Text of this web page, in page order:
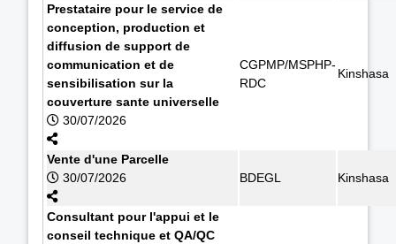
Prestataire pour le service de
conception, production et
diffusion de support de
communication et de
sensibilisation sur la
couverture sante universelle
30/07/2026
CGPMP/MSPHP-
RDC
Kinshasa
Vente d'une Parcelle
30/07/2026
BDEGL Kinshasa
Consultant pour l'appui et le
conseil technique et QA/QC